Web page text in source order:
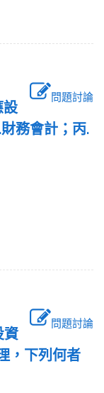
問題討論
設
務會計；丙.
問題討論
資
，下列何者